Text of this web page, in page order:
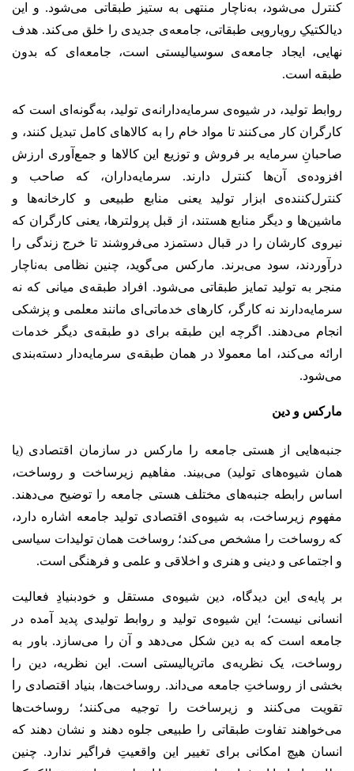
کنترل می‌شود، به‌ناچار منتهی به ستیز طبقاتی می‌شود. و این
دیالکتیکِ رویارویی طبقاتی، جامعه‌ی جدیدی را خلق می‌کند. هدف
نهایی، ایجاد جامعه‌ی سوسیالیستی است، جامعه‌ای که بدون
طبقه است.
روابط تولید، در شیوه‌ی سرمایه‌دارانه‌ی تولید، به‌گونه‌ای است که
کارگران کار می‌کنند تا مواد خام را به کالاهای کامل تبدیل کنند، و
صاحبانِ سرمایه بر فروش و توزیع این کالاها و جمع‌آوری ارزش
افزوده‌ی آن‌ها کنترل دارند. سرمایه‌داران، که صاحب و
کنترل‌کننده‌ی ابزار تولید یعنی منابع طبیعی و کارخانه‌ها و
ماشین‌ها و دیگر منابع هستند، از قبل پرولترها، یعنی کارگران که
نیروی کارشان را در قبال دستمزد می‌فروشند تا خرج زندگی را
درآوردند، سود می‌برند. مارکس می‌گوید، چنین نظامی به‌ناچار
منجر به تولید تمایز طبقاتی می‌شود. افراد طبقه‌ی میانی که نه
سرمایه‌دارند نه کارگر، کارهای خدماتی‌ای مانند معلمی و پزشکی
انجام می‌دهند. اگرچه این طبقه برای دو طبقه‌ی دیگر خدمات
ارائه می‌کند، اما معمولا در همان طبقه‌ی سرمایه‌دار دسته‌بندی
می‌شود.
مارکس و دین
جنبه‌هایی از هستی جامعه را مارکس در سازمان اقتصادی (یا
همان شیوه‌های تولید) می‌بیند. مفاهیم زیرساخت و روساخت،
اساس رابطه جنبه‌های مختلف هستی جامعه را توضیح می‌دهند.
مفهوم زیرساخت، به شیوه‌ی اقتصادی تولید جامعه اشاره دارد،
که روساخت را مشخص می‌کند؛ روساخت همان تولیدات سیاسی
و اجتماعی و دینی و هنری و اخلاقی و علمی و فرهنگی است.
بر پایه‌ی این دیدگاه، دین شیوه‌ی مستقل و خودبنیادِ فعالیت
انسانی نیست؛ این شیوه‌ی تولید و روابط تولیدی پدید آمده در
جامعه است که به دین شکل می‌دهد و آن را می‌سازد. باور به
روساخت، یک نظریه‌ی ماتریالیستی است. این نظریه، دین را
بخشی از روساختِ جامعه می‌داند. روساخت‌ها، بنیاد اقتصادی را
تقویت می‌کنند و زیرساخت را توجیه می‌کنند؛ روساخت‌ها
می‌خواهند تفاوت طبقاتی را طبیعی جلوه دهند و نشان دهند که
انسان هیچ امکانی برای تغییر این واقعیتِ فراگیر ندارد. چنین